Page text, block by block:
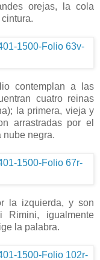
orejas, la cola
contemplan a las
cuatro reinas
la primera, vieja y
arrastradas por el
nube negra.
la izquierda, y son
igualmente
la palabra.